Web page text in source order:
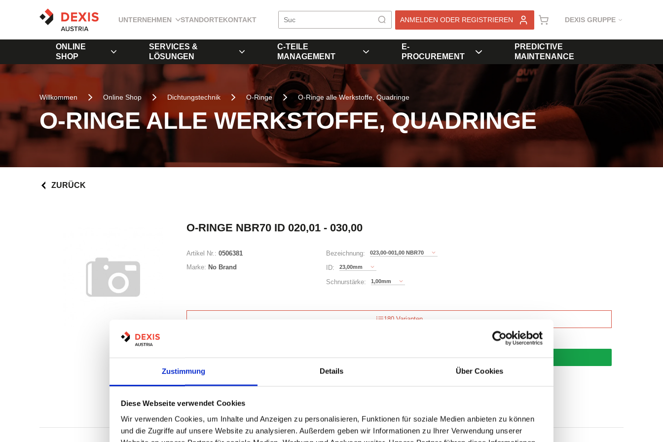
Zustimmung Details Über Cookies
Diese Webseite verwendet Cookies
Wir verwenden Cookies, um Inhalte und Anzeigen zu personalisieren, Funktionen für soziale Medien anbieten zu können
und die Zugriffe auf unsere Website zu analysieren. Außerdem geben wir Informationen zu Ihrer Verwendung unserer
UNTERNEHMEN STANDORTEKONTAKT ANMELDEN ODER REGISTRIEREN DEXIS GRUPPE
ONLINE
SHOP
SERVICES &
LÖSUNGEN
C-TEILE
MANAGEMENT
E-
PROCUREMENT
PREDICTIVE
MAINTENANCE
Willkommen Online Shop Dichtungstechnik O-Ringe O-Ringe alle Werkstoffe, Quadringe
O-RINGE ALLE WERKSTOFFE, QUADRINGE
ZURÜCK
O-RINGE NBR70 ID 020,01 - 030,00
Artikel Nr.: 0506381
Marke: No Brand
Bezeichnung: 023,00-001,00 NBR70
ID: 23,00mm
Schnurstärke: 1,00mm
180 Varianten
STK Warenkorb
Print